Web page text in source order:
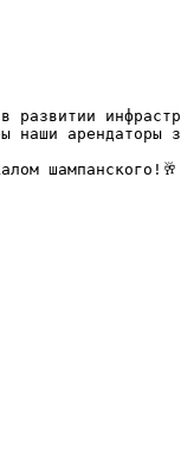
развитии
наши
шампанского!🥂